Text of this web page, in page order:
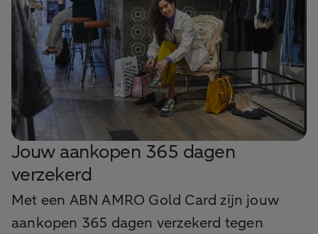
Jouw aankopen 365 dagen
verzekerd
Met een ABN AMRO Gold Card zijn jouw
aankopen 365 dagen verzekerd tegen